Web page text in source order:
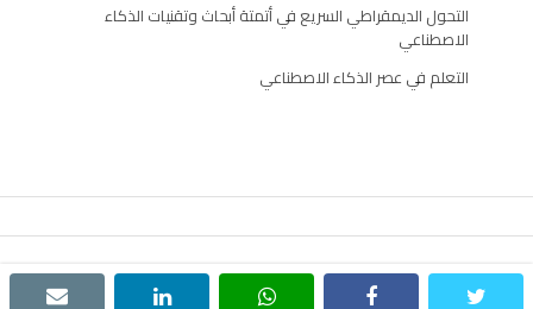
twitter
whatsapp
linkedin
التحول الديمقراطي السريع في أتمتة أبحاث وتقنيات الذكاء
الاصطناعي
التعلم في عصر الذكاء الاصطناعي
© 2022. جميع الحقوق محفوظة
موقع أطروحة